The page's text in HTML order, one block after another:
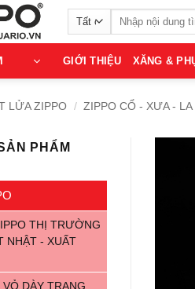
Tìm
kiếm:
GIỚI THIỆU XĂNG &
LỬA ZIPPO / ZIPPO CỔ - XƯA -
PHẨM
THỊ TRƯỜNG
NHẬT - XUẤT
DÀY TRANG